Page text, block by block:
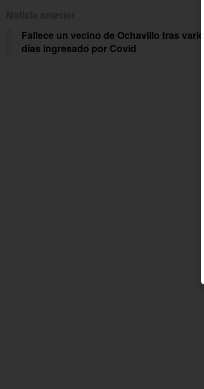
Fallece un vecino de Ochavillo tras varios
días ingresado por Covid